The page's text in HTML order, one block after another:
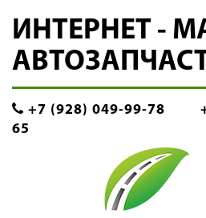
ИНТЕРНЕТ -
+7 (928) 049-99-78
65